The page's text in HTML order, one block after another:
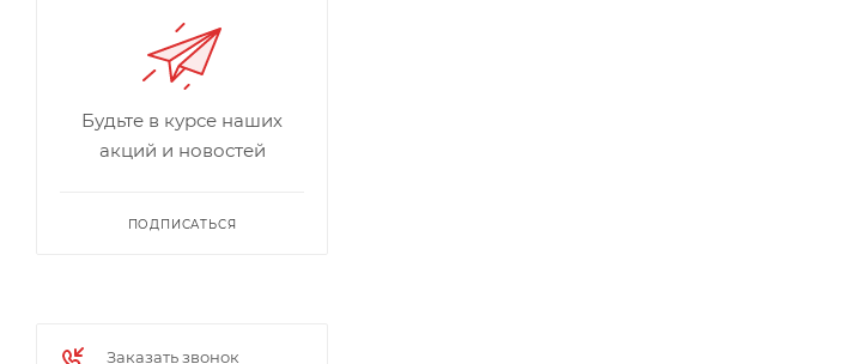
Будьте в курсе наших
акций и новостей
ПОДПИСАТЬСЯ
Заказать звонок